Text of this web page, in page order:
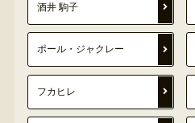
酒井 駒子
ポール・ジャクレー
フカヒレ